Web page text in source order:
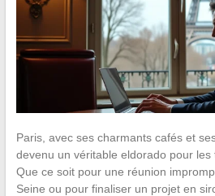
Paris, avec ses charmants cafés et
devenu un véritable eldorado pour les
Que ce soit pour une réunion
Seine ou pour finaliser un projet en